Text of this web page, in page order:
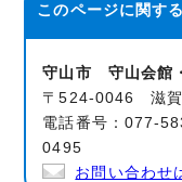
このページに関する
守山市 守山会館
〒524-0046 滋賀
電話番号：077-
0495
お問い合わせ